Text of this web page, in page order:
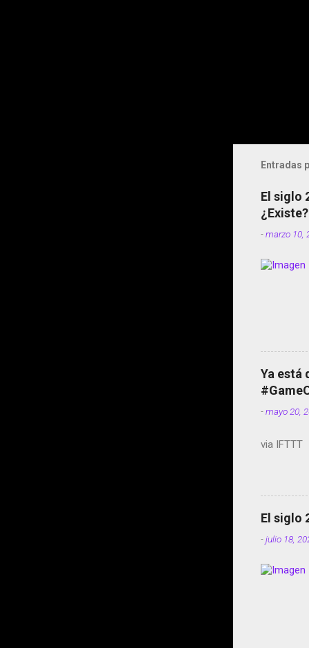
Entradas
El siglo
¿Existe?
-marzo 10,
Ya está
-mayo 20,
via IFTTT
El siglo
-julio 18,